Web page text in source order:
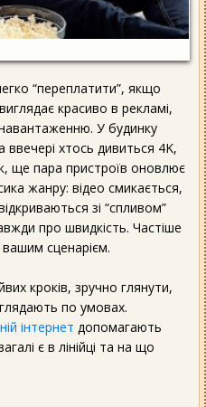
“переплатити”, якщо
красиво в рекламі,
У будинку
хтось дивиться 4K,
ще пара пристроїв оновлює
жанру: відео смикається,
зі “спливом”
про швидкість. Частіше
сценарієм.
кроків, зручно глянути,
по умовах.
інтернет допомагають
є в лінійці та на що